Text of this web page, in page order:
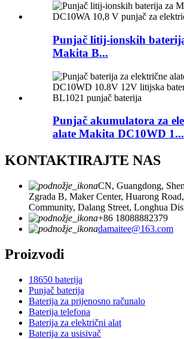
Punjač litij-ionskih
Makita B...
Punjač akumulatora za
alate Makita DC10WD 1...
KONTAKTIRAJTE NAS
CN, Guangdong,
Zgrada B, Maker Center, Huarong
Community, Dalang Street, Longhua
+86 18088882379
damaitee@163.com
Proizvodi
18650 baterija
Punjač baterija
Baterija za prijenosno računalo
Baterija telefona
Baterija za električni alat
Baterija za usisivač